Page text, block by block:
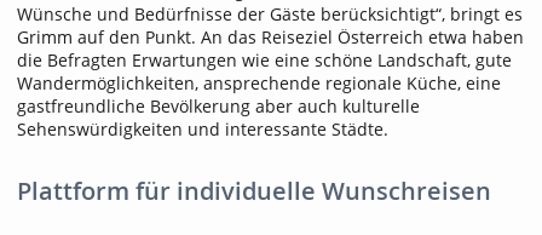
Wünsche und Bedürfnisse der Gäste berücksichtigt“, bringt es
Grimm auf den Punkt. An das Reiseziel Österreich etwa haben
die Befragten Erwartungen wie eine schöne Landschaft, gute
Wandermöglichkeiten, ansprechende regionale Küche, eine
gastfreundliche Bevölkerung aber auch kulturelle
Sehenswürdigkeiten und interessante Städte.
Plattform für individuelle Wunschreisen